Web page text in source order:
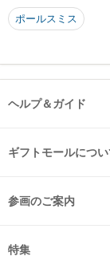
ポールスミス
ヘルプ＆ガイド
ギフトモールについ
参画のご案内
特集